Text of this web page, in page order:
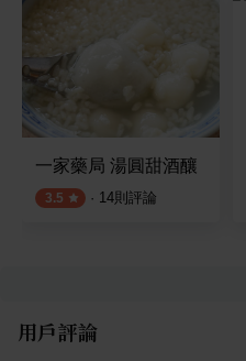
一家藥局 湯圓甜酒釀
3.5 · 14則評論
用戶評論